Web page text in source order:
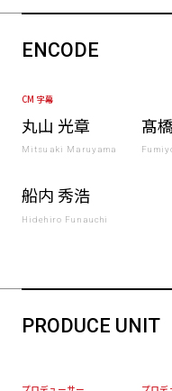
ENCODE
CM 字幕
丸山 光章
Mitsuaki Maruyama
髙
船内 秀浩
Hidehiro Funauchi
PRODUCE UNIT